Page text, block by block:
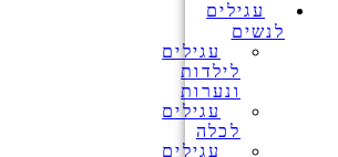
עגילים
לנשים
עגילים
לילדות
ונערות
עגילים
לכלה
עגילים